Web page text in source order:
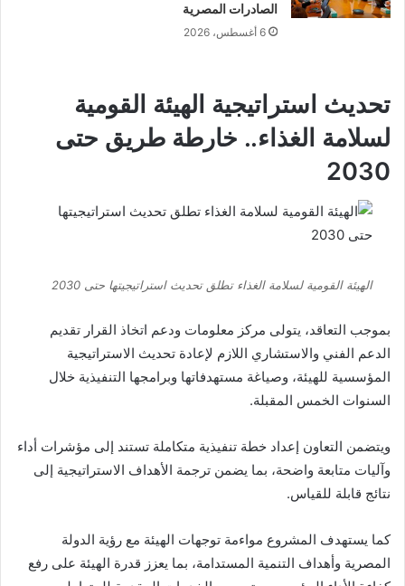
الصادرات المصرية
6 أغسطس، 2026
تحديث استراتيجية الهيئة القومية
لسلامة الغذاء.. خارطة طريق حتى
2030
الهيئة القومية لسلامة الغذاء تطلق تحديث استراتيجيتها حتى 2030
بموجب التعاقد، يتولى مركز معلومات ودعم اتخاذ القرار تقديم
الدعم الفني والاستشاري اللازم لإعادة تحديث الاستراتيجية
المؤسسية للهيئة، وصياغة مستهدفاتها وبرامجها التنفيذية خلال
السنوات الخمس المقبلة.
ويتضمن التعاون إعداد خطة تنفيذية متكاملة تستند إلى مؤشرات أداء
وآليات متابعة واضحة، بما يضمن ترجمة الأهداف الاستراتيجية إلى
نتائج قابلة للقياس.
كما يستهدف المشروع مواءمة توجهات الهيئة مع رؤية الدولة
المصرية وأهداف التنمية المستدامة، بما يعزز قدرة الهيئة على رفع